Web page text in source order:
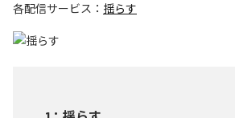
各配信サービス： 揺らす